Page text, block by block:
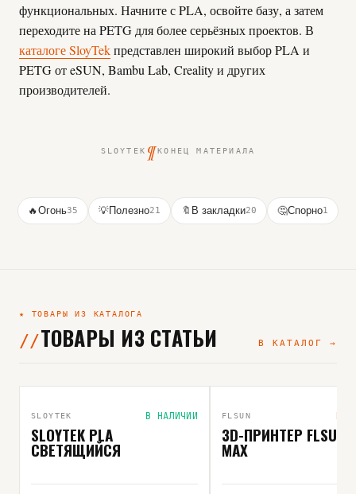
функциональных. Начните с PLA, освойте базу, а затем
переходите на PETG для более серьёзных проектов. В
каталоге SloyTekпредставлен широкий выбор PLA и
PETG от eSUN, Bambu Lab, Creality и других
производителей.
SLOYTEK ¶КОНЕЦ МАТЕРИАЛА
🔥Огонь35 💡Полезно21 🔖 В закладки20 🤔Спорно1
★ ТОВАРЫ ИЗ КАТАЛОГА
ТОВАРЫ ИЗ СТАТЬИ В КАТАЛОГ →
SLOYTEK В НАЛИЧИИ
SLOYTEK PLA
СВЕТЯЩИЙСЯ
FLSUN
3D-ПРИНТЕР FLSUN
MAX